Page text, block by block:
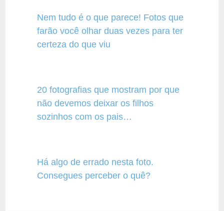
Nem tudo é o que parece! Fotos que
farão você olhar duas vezes para ter
certeza do que viu
20 fotografias que mostram por que
não devemos deixar os filhos
sozinhos com os pais…
Há algo de errado nesta foto.
Consegues perceber o quê?